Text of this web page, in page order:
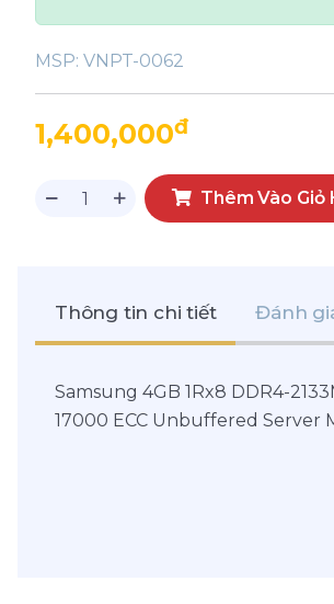
MSP: VNPT-0062
1,400,000đ
Thêm Vào Giỏ
Thông tin chi tiết Đánh
Samsung 4GB 1Rx8 DDR4-
17000 ECC Unbuffered Server